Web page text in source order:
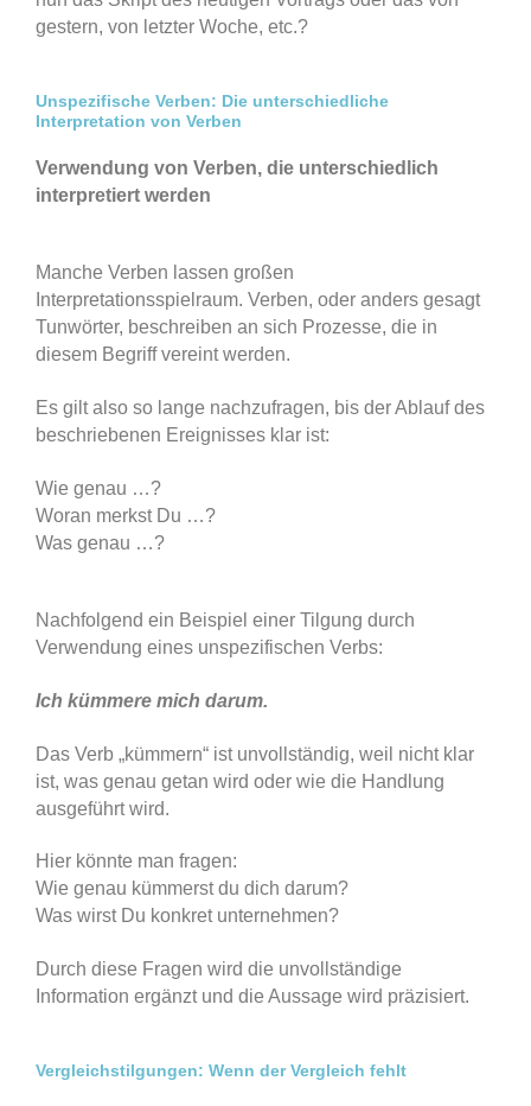
gestern, von letzter Woche, etc.?
Unspezifische Verben: Die unterschiedliche
Interpretation von Verben
Verwendung von Verben, die unterschiedlich
interpretiert werden
Manche Verben lassen großen
Interpretationsspielraum. Verben, oder anders gesagt
Tunwörter, beschreiben an sich Prozesse, die in
diesem Begriff vereint werden.
Es gilt also so lange nachzufragen, bis der Ablauf des
beschriebenen Ereignisses klar ist:
Wie genau …?
Woran merkst Du …?
Was genau …?
Nachfolgend ein Beispiel einer Tilgung durch
Verwendung eines unspezifischen Verbs:
Ich kümmere mich darum.
Das Verb „kümmern“ ist unvollständig, weil nicht klar
ist, was genau getan wird oder wie die Handlung
ausgeführt wird.
Hier könnte man fragen:
Wie genau kümmerst du dich darum?
Was wirst Du konkret unternehmen?
Durch diese Fragen wird die unvollständige
Information ergänzt und die Aussage wird präzisiert.
Vergleichstilgungen: Wenn der Vergleich fehlt